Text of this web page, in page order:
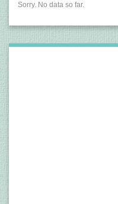
Sorry. No data so far.